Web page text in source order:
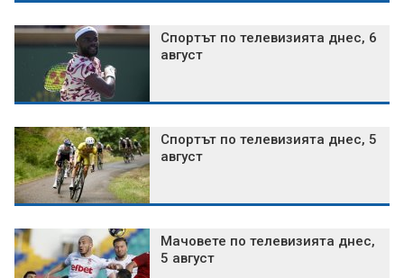
Спортът по телевизията днес, 6
август
Спортът по телевизията днес, 5
август
Мачовете по телевизията днес,
5 август